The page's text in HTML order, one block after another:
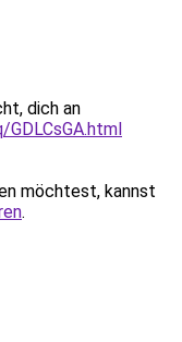
dich an
möchtest, kannst
.